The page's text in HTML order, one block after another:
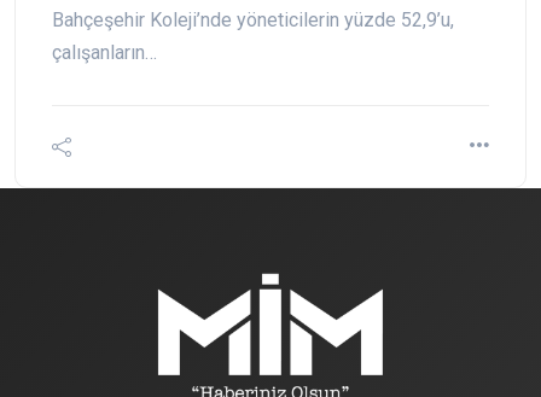
Bahçeşehir Koleji’nde yöneticilerin yüzde 52,9’u,
çalışanların…